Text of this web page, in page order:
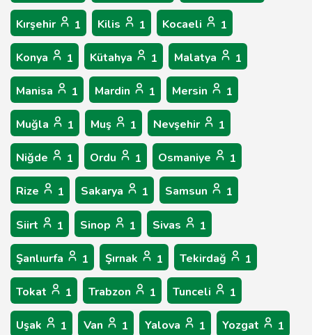
Kırşehir 1 Kilis 1 Kocaeli 1
Konya 1 Kütahya 1 Malatya 1
Manisa 1 Mardin 1 Mersin 1
Muğla 1 Muş 1 Nevşehir 1
Niğde 1 Ordu 1 Osmaniye 1
Rize 1 Sakarya 1 Samsun 1
Siirt 1 Sinop 1 Sivas 1
Şanlıurfa 1 Şırnak 1 Tekirdağ 1
Tokat 1 Trabzon 1 Tunceli 1
Uşak 1 Van 1 Yalova 1 Yozgat 1